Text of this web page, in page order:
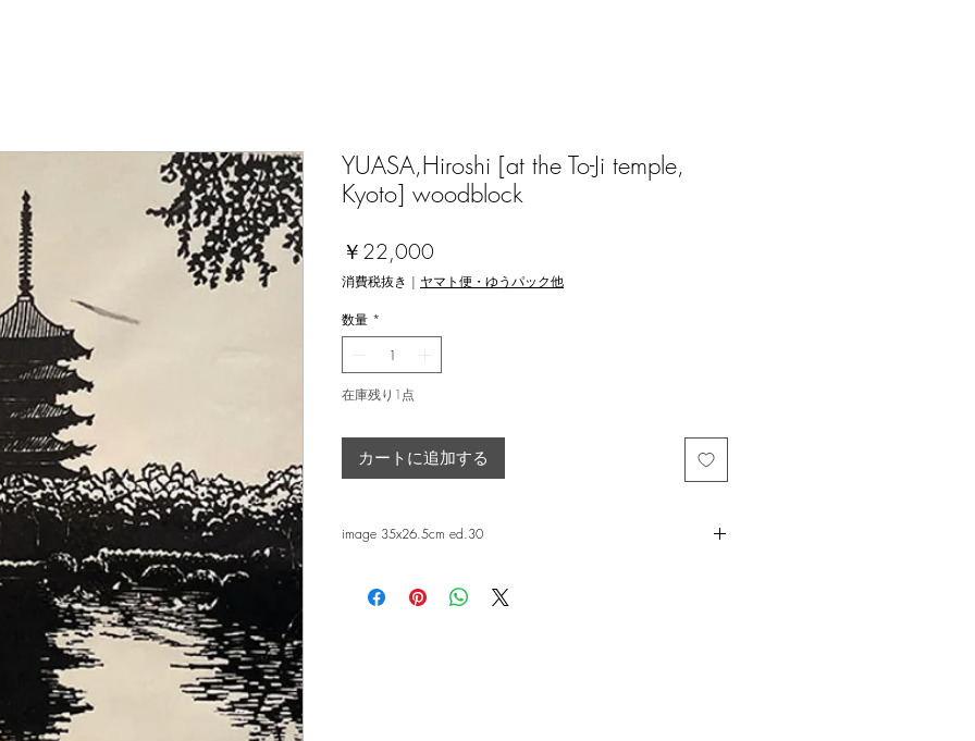
YUASA,Hiroshi [at the To-Ji temple,
Kyoto] woodblock
￥22,000
格
消費税抜き | ヤマト便・ゆうパック他
数量 *
在庫残り1点
カートに追加する
image 35x26.5cm ed.30